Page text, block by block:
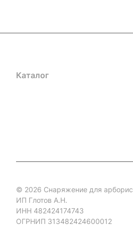
Каталог
© 2026 Снаряжение для
ИП Глотов А.Н.
ИНН 482424174743
ОГРНИП 313482424600012